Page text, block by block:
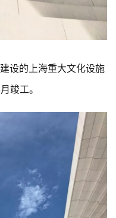
设的上海重大文化设施
竣工。